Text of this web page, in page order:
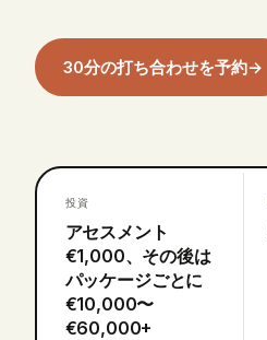
30分の打ち合わせを予約→
投資
アセスメント
€1,000、その後は
パッケージごとに
€10,000〜
€60,000+